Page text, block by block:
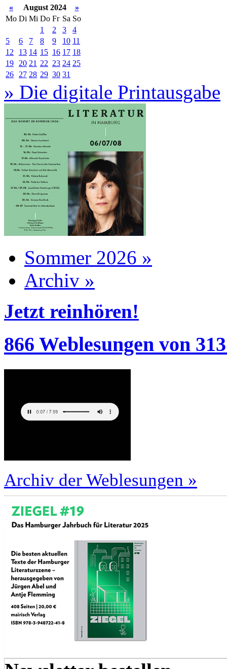
« August 2024
»
Mo Di Mi Do Fr Sa So
1
2 3
4
5
6 7 8 9 10 11
12
13 14 15 16 17 18
19
20 21 22 23 24 25
26
27 28 29 30 31
» Die digitale Printausgabe
Sommer 2026 »
Archiv »
Jetzt reinhören!
866 Weblesungen von
Archiv der Weblesungen »